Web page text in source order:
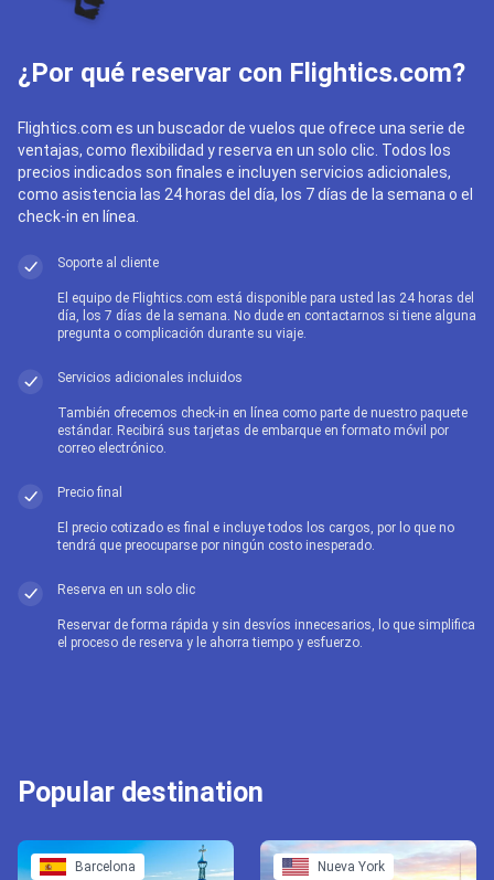
¿Por qué reservar con Flightics.com?
Flightics.com es un buscador de vuelos que ofrece una serie de
ventajas, como flexibilidad y reserva en un solo clic. Todos los
precios indicados son finales e incluyen servicios adicionales,
como asistencia las 24 horas del día, los 7 días de la semana o el
check-in en línea.
Soporte al cliente
El equipo de Flightics.com está disponible para usted las 24 horas del
día, los 7 días de la semana. No dude en contactarnos si tiene alguna
pregunta o complicación durante su viaje.
Servicios adicionales incluidos
También ofrecemos check-in en línea como parte de nuestro paquete
estándar. Recibirá sus tarjetas de embarque en formato móvil por
correo electrónico.
Precio final
El precio cotizado es final e incluye todos los cargos, por lo que no
tendrá que preocuparse por ningún costo inesperado.
Reserva en un solo clic
Reservar de forma rápida y sin desvíos innecesarios, lo que simplifica
el proceso de reserva y le ahorra tiempo y esfuerzo.
Popular destination
Barcelona Nueva York